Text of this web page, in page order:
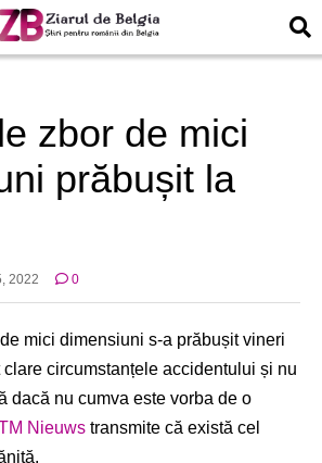
zbor de mici
prăbușit la
2022 0
mici dimensiuni s-a prăbușit vineri
clare circumstanțele accidentului și nu
dacă nu cumva este vorba de o
Nieuws transmite că există cel